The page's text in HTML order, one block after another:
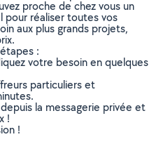
proche de chez vous un
pour réaliser toutes vos
aux plus grands projets,
:
votre besoin en quelques
particuliers et
la messagerie privée et
!
!